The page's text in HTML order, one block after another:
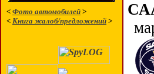
< Фото автомобилей >
< Книга жалоб/предложений >